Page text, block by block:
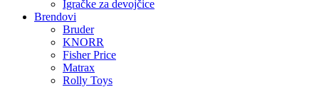
Igračke za devojčice
Brendovi
Bruder
KNORR
Fisher Price
Matrax
Rolly Toys